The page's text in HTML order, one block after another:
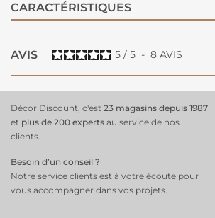
CARACTÉRISTIQUES
AVIS 5 / 5 - 8 AVIS
Décor Discount, c'est 23 magasins depuis 1987
et plus de 200 experts au service de nos
clients.
Besoin d’un conseil ?
Notre service clients est à votre écoute pour
vous accompagner dans vos projets.